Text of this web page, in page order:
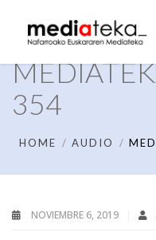
354
HOME AUDIO
NOVIEMBRE 6, 2019